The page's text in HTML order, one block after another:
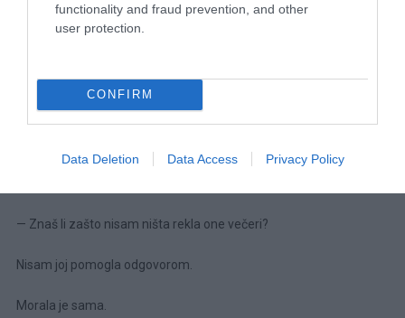
functionality and fraud prevention, and other
user protection.
CONFIRM
Data Deletion Data Access Privacy Policy
Stajala je na vratima kao djevojčica.
— Znaš li zašto nisam ništa rekla one večeri?
Nisam joj pomogla odgovorom.
Morala je sama.